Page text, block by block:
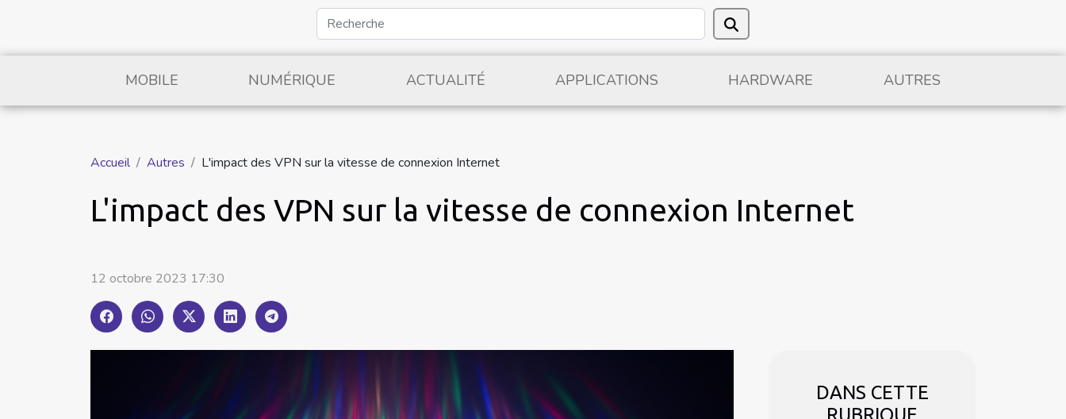
MOBILE NUMÉRIQUE ACTUALITÉ APPLICATIONS HARDWARE AUTRES
Accueil Autres L'impact des VPN sur la vitesse de connexion Internet
L'impact des VPN sur la vitesse de connexion Internet
12 octobre 2023 17:30
DANS CETTE
RUBRIQUE